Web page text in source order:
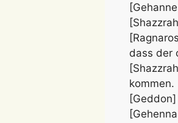
dass der
kommen.